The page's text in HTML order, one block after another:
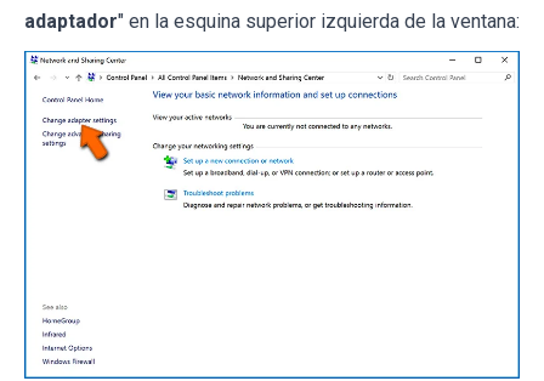
adaptador" en la esquina superior izquierda de la ventana: